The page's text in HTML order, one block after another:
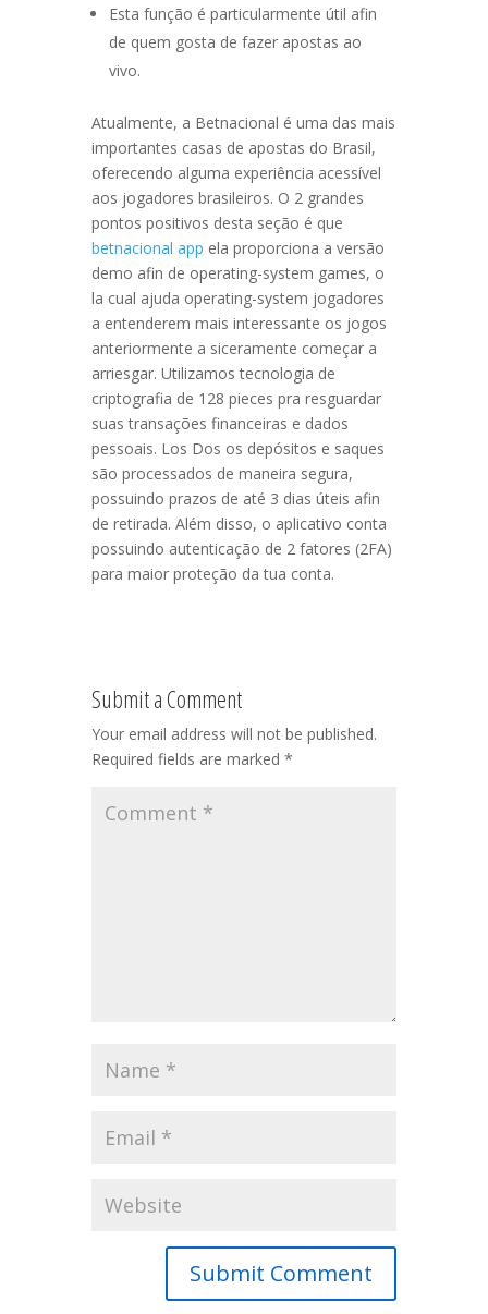
Esta função é particularmente útil afin
de quem gosta de fazer apostas ao
vivo.
Atualmente, a Betnacional é uma das mais
importantes casas de apostas do Brasil,
oferecendo alguma experiência acessível
aos jogadores brasileiros. O 2 grandes
pontos positivos desta seção é que
betnacional app ela proporciona a versão
demo afin de operating-system games, o
la cual ajuda operating-system jogadores
a entenderem mais interessante os jogos
anteriormente a siceramente começar a
arriesgar. Utilizamos tecnologia de
criptografia de 128 pieces pra resguardar
suas transações financeiras e dados
pessoais. Los Dos os depósitos e saques
são processados de maneira segura,
possuindo prazos de até 3 dias úteis afin
de retirada. Além disso, o aplicativo conta
possuindo autenticação de 2 fatores (2FA)
para maior proteção da tua conta.
Submit a Comment
Your email address will not be published.
Required fields are marked *